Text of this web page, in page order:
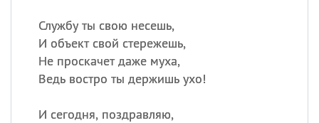
Службу ты свою несешь,
И объект свой стережешь,
Не проскачет даже муха,
Ведь востро ты держишь ухо!
И сегодня, поздравляю,